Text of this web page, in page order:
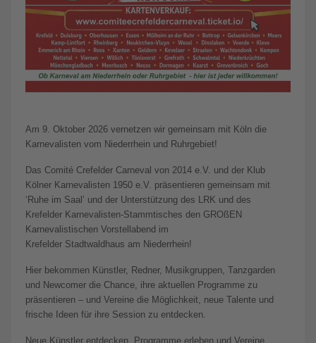
Am 9. Oktober 2026 vernetzen wir gemeinsam mit Köln die
Karnevalisten vom Niederrhein und Ruhrgebiet!
Das Comité Crefelder Carneval von 2014 e.V. und der Klub
Kölner Karnevalisten 1950 e.V. präsentieren gemeinsam mit
‘Ruhe im Saal’ und der Unterstützung des LRK und des
Krefelder Karnevalisten-Stammtisches den GROßEN
Karnevalistischen Vorstellabend im
Krefelder Stadtwaldhaus am Niederrhein!
Hier bekommen Künstler, Redner, Musikgruppen, Tanzgarden
und Newcomer die Chance, ihre aktuellen Programme zu
präsentieren – und Vereine die Möglichkeit, neue Talente und
frische Ideen für ihre Session zu entdecken.
Neue Künstler entdecken, Programme erleben und Vereine